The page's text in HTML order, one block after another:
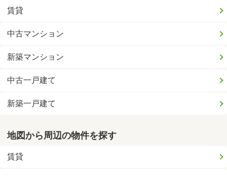
賃貸
中古マンション
新築マンション
中古一戸建て
新築一戸建て
地図から周辺の物件を探す
賃貸